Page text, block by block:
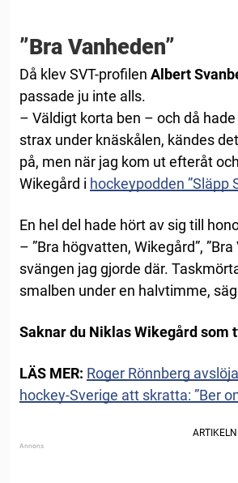
”Bra Vanheden”
Då klev SVT-profilen Albert
passade ju inte alls.
– Väldigt korta ben – och då
strax under knäskålen, kändes
på, men när jag kom ut efteråt
Wikegård i hockeypodden ”Släpp
En hel del hade hört av sig till
– ”Bra högvatten, Wikegård”,
svängen jag gjorde där.
smalben under en halvtimme,
Saknar du Niklas Wikegård som
LÄS MER: Roger Rönnberg
hockey-Sverige att skratta: ”Ber